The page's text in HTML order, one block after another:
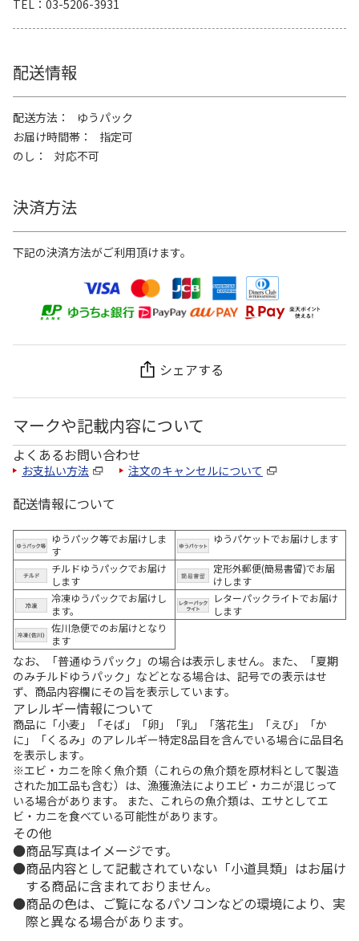
TEL
03-5206-3931
配送情報
配送方法
ゆうパック
お届け時間帯
指定可
のし
対応不可
決済方法
下記の決済方法がご利用頂けます。
シェアする
マークや記載内容について
よくあるお問い合わせ
お支払い方法 注文のキャンセルについて
配送情報について
ゆうパック等でお届けしま
す
ゆうパケットでお届けします
チルドゆうパックでお届け
します
定形外郵便(簡易書留)でお届
けします
冷凍ゆうパックでお届けし
ます。
レターパックライトでお届け
します
佐川急便でのお届けとなり
ます
なお、「普通ゆうパック」の場合は表示しません。また、「夏期
のみチルドゆうパック」などとなる場合は、記号での表示はせ
ず、商品内容欄にその旨を表示しています。
アレルギー情報について
商品に「小麦」「そば」「卵」「乳」「落花生」「えび」「か
に」「くるみ」のアレルギー特定8品目を含んでいる場合に品目名
を表示します。
※エビ・カニを除く魚介類（これらの魚介類を原材料として製造
された加工品も含む）は、漁獲漁法によりエビ・カニが混じって
いる場合があります。 また、これらの魚介類は、エサとしてエ
ビ・カニを食べている可能性があります。
その他
商品写真はイメージです。
商品内容として記載されていない「小道具類」はお届け
する商品に含まれておりません。
商品の色は、ご覧になるパソコンなどの環境により、実
際と異なる場合があります。